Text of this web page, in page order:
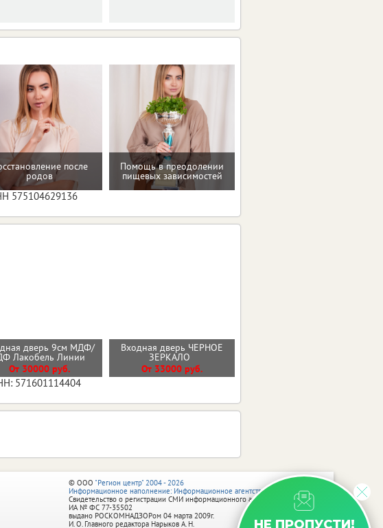
после
родов
Помощь в преодолении
пищевых зависимостей
575104629136
дверь 9см МДФ/
Лакобель Линии
От 30000 руб.
Входная дверь ЧЕРНОЕ
ЗЕРКАЛО
От 33000 руб.
571601114404
НЕ ПРОПУСТИ!
© ООО "Регион центр" 2004 - 2026
Информационное наполнение: Информационное агентство vRossii.ru
Свидетельство о регистрации СМИ информационного агентства vRossii.ru
ИА № ФС 77‑35502
выдано РОСКОМНАДЗОРом 04 марта 2009г.
И. О. Главного редактора Нарыков А. Н.